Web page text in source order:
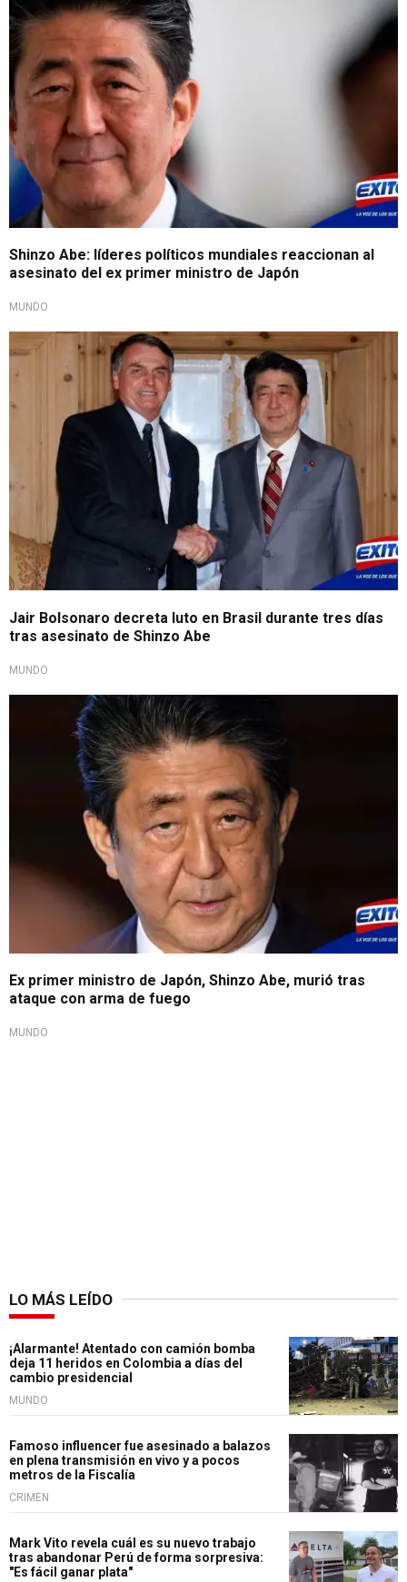
Shinzo Abe: líderes políticos mundiales reaccionan al
asesinato del ex primer ministro de Japón
MUNDO
Jair Bolsonaro decreta luto en Brasil durante tres días
tras asesinato de Shinzo Abe
MUNDO
Ex primer ministro de Japón, Shinzo Abe, murió tras
ataque con arma de fuego
MUNDO
LO MÁS LEÍDO
¡Alarmante! Atentado con camión bomba
deja 11 heridos en Colombia a días del
cambio presidencial
MUNDO
Famoso influencer fue asesinado a balazos
en plena transmisión en vivo y a pocos
metros de la Fiscalía
CRIMEN
Mark Vito revela cuál es su nuevo trabajo
tras abandonar Perú de forma sorpresiva:
"Es fácil ganar plata"